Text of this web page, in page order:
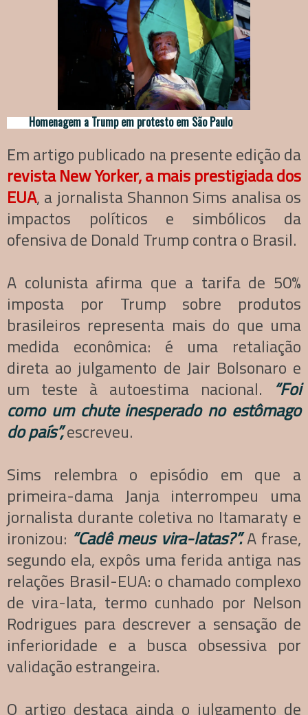
Homenagem a Trump em protesto em São Paulo
Em artigo publicado na presente edição da
revista New Yorker, a mais prestigiada dos
EUA, a jornalista Shannon Sims analisa os
impactos políticos e simbólicos da
ofensiva de Donald Trump contra o Brasil.
A colunista afirma que a tarifa de 50%
imposta por Trump sobre produtos
brasileiros representa mais do que uma
medida econômica: é uma retaliação
direta ao julgamento de Jair Bolsonaro e
um teste à autoestima nacional.
“Foi
como um chute inesperado no estômago
do país”,escreveu.
Sims relembra o episódio em que a
primeira-dama Janja interrompeu uma
jornalista durante coletiva no Itamaraty e
ironizou: “Cadê meus vira-latas?”.A frase,
segundo ela, expôs uma ferida antiga nas
relações Brasil-EUA: o chamado complexo
de vira-lata, termo cunhado por Nelson
Rodrigues para descrever a sensação de
inferioridade e a busca obsessiva por
validação estrangeira.
O artigo destaca ainda o julgamento de